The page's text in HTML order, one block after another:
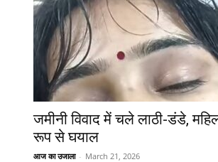
जमीनी विवाद में चले लाठी-डंडे,
रूप से घयाल
आज का उजाला - March 21, 2026